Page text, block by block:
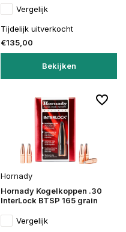
Vergelijk
Tijdelijk uitverkocht
€135,00
Bekijken
Hornady
Hornady Kogelkoppen .30
InterLock BTSP 165 grain
Vergelijk